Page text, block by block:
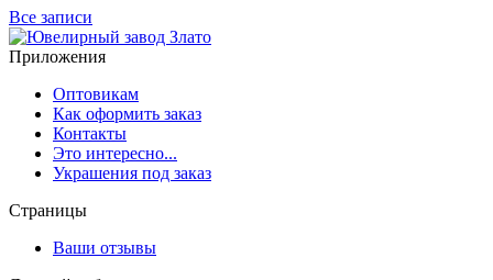
Все записи
Приложения
Оптовикам
Как оформить заказ
Контакты
Это интересно...
Украшения под заказ
Страницы
Ваши отзывы